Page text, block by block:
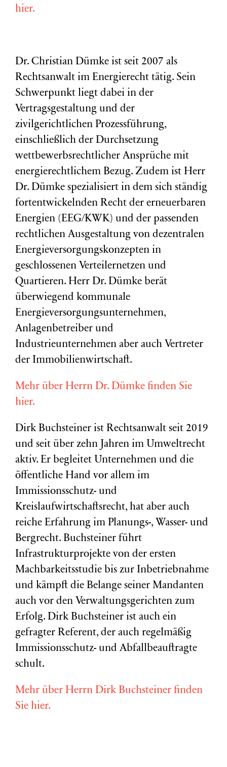
hier.
Dr. Christian Dümke ist seit 2007 als
Rechtsanwalt im Energierecht tätig. Sein
Schwerpunkt liegt dabei in der
Vertragsgestaltung und der
zivilgerichtlichen Prozessführung,
einschließlich der Durchsetzung
wettbewerbsrechtlicher Ansprüche mit
energierechtlichem Bezug. Zudem ist Herr
Dr. Dümke spezialisiert in dem sich ständig
fortentwickelnden Recht der erneuerbaren
Energien (EEG/KWK) und der passenden
rechtlichen Ausgestaltung von dezentralen
Energieversorgungskonzepten in
geschlossenen Verteilernetzen und
Quartieren. Herr Dr. Dümke berät
überwiegend kommunale
Energieversorgungsunternehmen,
Anlagenbetreiber und
Industrieunternehmen aber auch Vertreter
der Immobilienwirtschaft.
Mehr über Herrn Dr. Dümke finden Sie
hier.
Dirk Buchsteiner ist Rechtsanwalt seit 2019
und seit über zehn Jahren im Umweltrecht
aktiv. Er begleitet Unternehmen und die
öffentliche Hand vor allem im
Immissionsschutz- und
Kreislaufwirtschaftsrecht, hat aber auch
reiche Erfahrung im Planungs-, Wasser- und
Bergrecht. Buchsteiner führt
Infrastrukturprojekte von der ersten
Machbarkeitsstudie bis zur Inbetriebnahme
und kämpft die Belange seiner Mandanten
auch vor den Verwaltungsgerichten zum
Erfolg. Dirk Buchsteiner ist auch ein
gefragter Referent, der auch regelmäßig
Immissionsschutz- und Abfallbeauftragte
schult.
Mehr über Herrn Dirk Buchsteiner finden
Sie hier.